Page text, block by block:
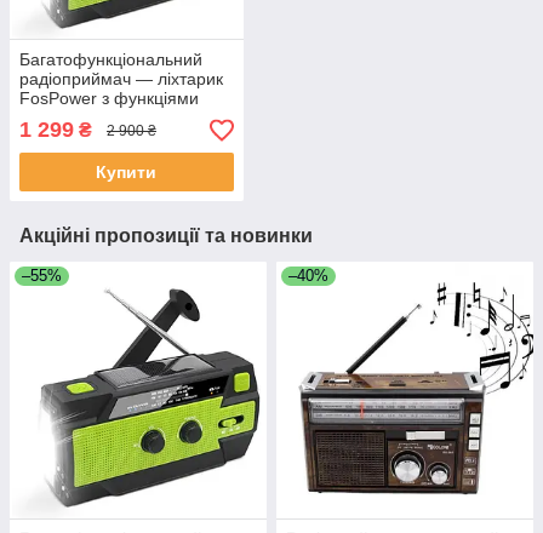
Багатофункціональний
радіоприймач — ліхтарик
FosPower з функціями
Аварійного радіо 4000
mAh (MD-090P)
1 299 ₴ 2 900 ₴
Купити
Акційні пропозиції та новинки
–55% –40%